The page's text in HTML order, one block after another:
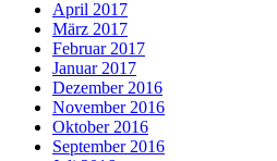
April 2017
März 2017
Februar 2017
Januar 2017
Dezember 2016
November 2016
Oktober 2016
September 2016